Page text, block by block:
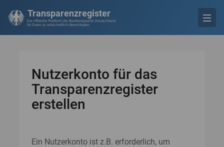
Transparenzregister
Die offizielle Plattform der Bundesrepublik Deutschland
für Daten zu wirtschaftlich Berechtigten
Nutzerkonto für das
Transparenzregister
erstellen
Ein Nutzerkonto ist z.B. erforderlich, um